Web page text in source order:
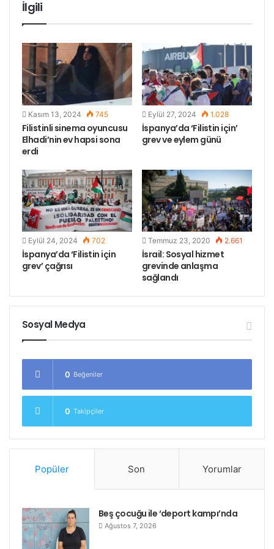
yaralandığı, onlarca kişinin de gazdan etkilenerek
boğulma tehlikesi atlattığı belirtildi. Gözüne plastik
mermi isabet eden 11 yaşındaki bir çocuğun da
yaralılar arasında olduğu aktarılan açıklamada,
yaralıların tedavi için bölgedeki hastanelere
nakledildiği kaydedildi.
Etiketler
İlgili
Kasım 13, 2024 745
Filistinli sinema oyuncusu
Elhadi’nin ev hapsi sona
erdi
Eylül 27, 2024 1.028
İspanya’da ‘Filistin için’
grev ve eylem günü
Eylül 24, 2024 702
İspanya’da ‘Filistin için
grev’ çağrısı
Temmuz 23, 2020 2.661
İsrail: Sosyal hizmet
grevinde anlaşma
sağlandı
Sosyal Medya
0 Beğeniler
0 Takipçiler
Popüler Son Yorumlar
Beş çocuğu ile ‘deport kampı’nda
Ağustos 7, 2026